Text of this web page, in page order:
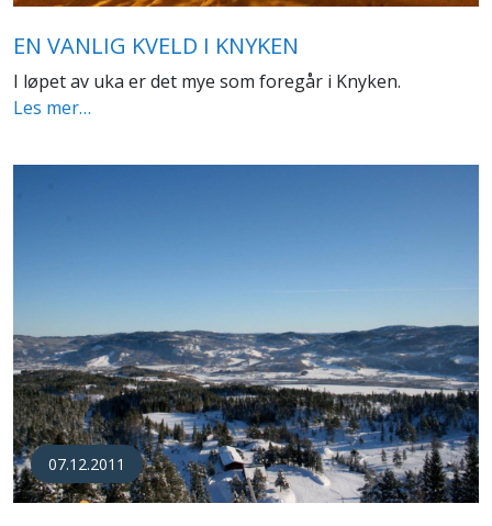
EN VANLIG KVELD I KNYKEN
I løpet av uka er det mye som foregår i Knyken.
Les mer…
07.12.2011